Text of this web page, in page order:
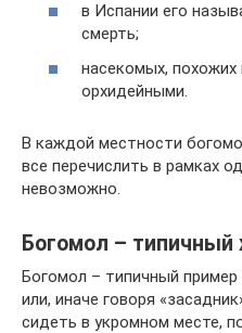
в Испании его
смерть;
насекомых, похожих
орхидейными.
В каждой местности
все перечислить в рамках
невозможно.
Богомол –
Богомол – типичный
или, иначе говоря
сидеть в укромном месте,